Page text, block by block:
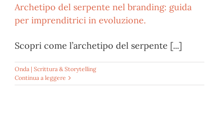
Archetipo del serpente nel branding: guida
per imprenditrici in evoluzione.
Scopri come l’archetipo del serpente [...]
Onda | Scrittura & Storytelling
Continua a leggere